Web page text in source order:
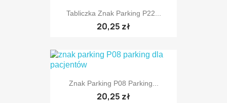
TYLKO ONLINE
Tabliczka Znak Parking P22...
20,25 zł
TYLKO ONLINE
Znak Parking P08 Parking...
20,25 zł